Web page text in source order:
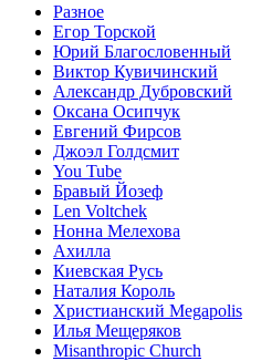
Разное
Егор Торской
Юрий Благословенный
Виктор Кувичинский
Александр Дубровский
Оксана Осипчук
Евгений Фирсов
Джоэл Голдсмит
You Tube
Бравый Йозеф
Len Voltchek
Нонна Мелехова
Ахилла
Киевская Русь
Наталия Король
Христианский Megapolis
Илья Мещеряков
Misanthropic Church